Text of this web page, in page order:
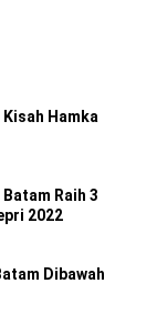
Hamka
Raih 3
2022
Dibawah